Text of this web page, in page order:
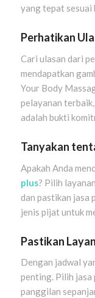
yang tepat sesuai
Perhatikan
Cari ulasan dari
mendapatkan
Your Body
pelayanan
adalah bukti
Tanyakan
Apakah Anda
plus? Pilih
dan pastikan jasa
jenis pijat untuk
Pastikan
Dengan jadwal
penting. Pilih jasa
panggilan